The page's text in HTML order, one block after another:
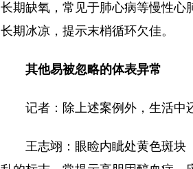
长期缺氧，常见于肺心病等慢性心
长期冰凉，提示末梢循环欠佳。
其他易被忽略的体表异常
记者：除上述案例外，生活中
王志翊：眼睑内眦处黄色斑块